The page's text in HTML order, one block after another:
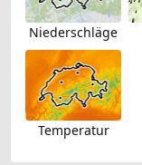
Niederschläge
Temperatur